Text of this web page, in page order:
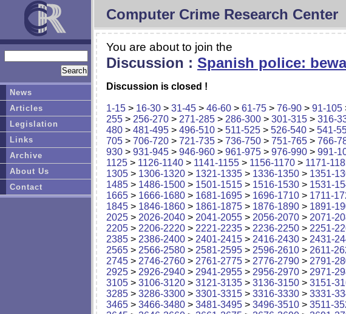
Computer Crime Research Center
You are about to join the
Discussion : Spanish police:
Discussion is closed !
1-15 > 16-30 > 31-45 > 46-60 > 61-75 > 76-90 > 91-105
255 > 256-270 > 271-285 > 286-300 > 301-315 > 316-
480 > 481-495 > 496-510 > 511-525 > 526-540 > 541-
705 > 706-720 > 721-735 > 736-750 > 751-765 > 766-
930 > 931-945 > 946-960 > 961-975 > 976-990 > 991-
1125 > 1126-1140 > 1141-1155 > 1156-1170 > 1171-
1305 > 1306-1320 > 1321-1335 > 1336-1350 > 1351-
1485 > 1486-1500 > 1501-1515 > 1516-1530 > 1531-
1665 > 1666-1680 > 1681-1695 > 1696-1710 > 1711-
1845 > 1846-1860 > 1861-1875 > 1876-1890 > 1891-
2025 > 2026-2040 > 2041-2055 > 2056-2070 > 2071-
2205 > 2206-2220 > 2221-2235 > 2236-2250 > 2251-
2385 > 2386-2400 > 2401-2415 > 2416-2430 > 2431-
2565 > 2566-2580 > 2581-2595 > 2596-2610 > 2611-
2745 > 2746-2760 > 2761-2775 > 2776-2790 > 2791-
2925 > 2926-2940 > 2941-2955 > 2956-2970 > 2971-
3105 > 3106-3120 > 3121-3135 > 3136-3150 > 3151-
3285 > 3286-3300 > 3301-3315 > 3316-3330 > 3331-
3465 > 3466-3480 > 3481-3495 > 3496-3510 > 3511-
News
Articles
Legislation
Links
Archive
About Us
Contact